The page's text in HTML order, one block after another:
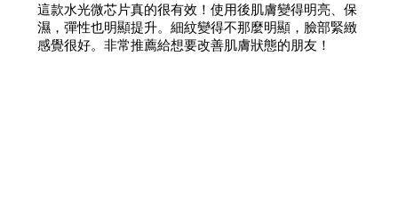
這款水光微芯片真的很有效！使用後肌膚變得明亮、保
濕，彈性也明顯提升。細紋變得不那麼明顯，臉部緊緻
感覺很好。非常推薦給想要改善肌膚狀態的朋友！